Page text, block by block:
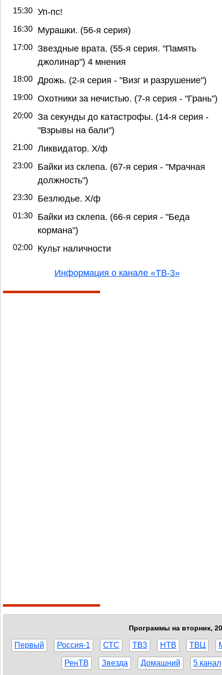
15:30 Уп-пс!
16:30 Мурашки. (56-я серия)
17:00 Звездные врата. (55-я серия. "Память
джолинар") 4 мнения
18:00 Дрожь. (2-я серия - "Визг и разрушение")
19:00 Охотники за нечистью. (7-я серия - "Грань")
20:00 За секунды до катастрофы. (14-я серия -
"Взрывы на бали")
21:00 Ликвидатор. Х/ф
23:00
Байки из склепа. (67-я серия - "Мрачная
должность")
23:30 Безлюдье. Х/ф
01:30
Байки из склепа. (66-я серия - "Беда
кормана")
02:00 Культ наличности
Информация о канале «ТВ-3»
Программы на вторник,
Первый Россия-1 СТС ТВ3 НТВ ТВЦ
РенТВ Звезда Домашний 5 канал